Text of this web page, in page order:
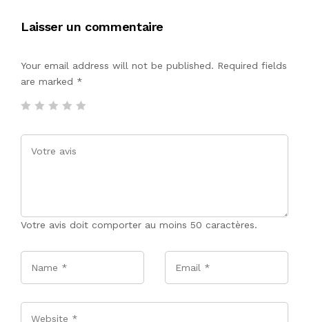
Laisser un commentaire
Your email address will not be published. Required fields
are marked *
Votre avis doit comporter au moins 50 caractères.